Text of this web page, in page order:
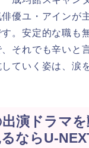
優ユ・アインが
。安定的な職も
それでも辛いと
ていく姿は、涙
演ドラマ
ならU-